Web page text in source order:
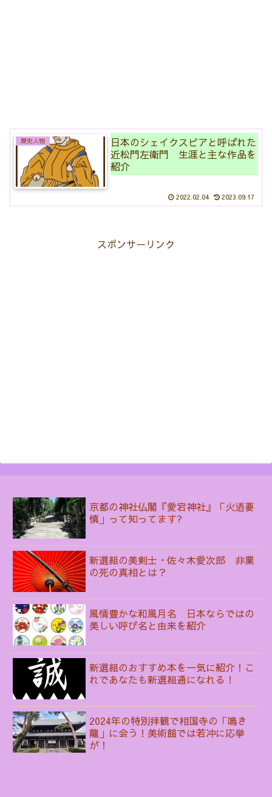
歴史人物
日本のシェイクスピアと呼ばれた
近松門左衛門 生涯と主な作品を
紹介
2022.02.04 2023.09.17
スポンサーリンク
京都の神社仏閣『愛宕神社』「火迺要
慎」って知ってます?
新選組の美剣士・佐々木愛次郎 非業
の死の真相とは？
風情豊かな和風月名 日本ならではの
美しい呼び名と由来を紹介
新選組のおすすめ本を一気に紹介！こ
れであなたも新選組通になれる！
2024年の特別拝観で相国寺の「鳴き
龍」に会う！美術館では若冲に応挙
が！